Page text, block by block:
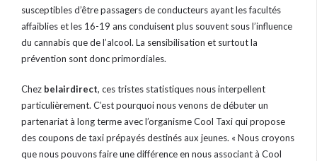
susceptibles d’être passagers de conducteurs ayant les facultés
affaiblies et les 16-19 ans conduisent plus souvent sous l’influence
du cannabis que de l’alcool. La sensibilisation et surtout la
prévention sont donc primordiales.
Chez belairdirect, ces tristes statistiques nous interpellent
particulièrement. C’est pourquoi nous venons de débuter un
partenariat à long terme avec l’organisme Cool Taxi qui propose
des coupons de taxi prépayés destinés aux jeunes. « Nous croyons
que nous pouvons faire une différence en nous associant à Cool